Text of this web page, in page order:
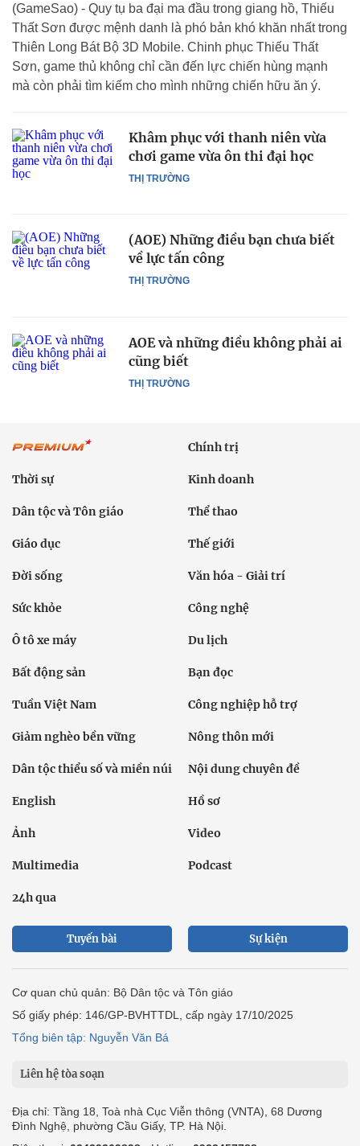
(GameSao) - Quy tụ ba đại ma đầu trong giang hồ, Thiếu
Thất Sơn được mệnh danh là phó bản khó khăn nhất trong
Thiên Long Bát Bộ 3D Mobile. Chinh phục Thiếu Thất
Sơn, game thủ không chỉ cần đến lực chiến hùng mạnh
mà còn phải tìm kiếm cho mình những chiến hữu ăn ý.
THỊ TRƯỜNG
Khâm phục với thanh niên vừa
chơi game vừa ôn thi đại học
THỊ TRƯỜNG
(AOE) Những điều bạn chưa biết
về lực tấn công
THỊ TRƯỜNG
AOE và những điều không phải ai
cũng biết
Chính trị
Thời sự Kinh doanh
Dân tộc và Tôn giáo Thể thao
Giáo dục Thế giới
Đời sống Văn hóa - Giải trí
Sức khỏe Công nghệ
Ô tô xe máy Du lịch
Bất động sản Bạn đọc
Tuần Việt Nam Công nghiệp hỗ trợ
Giảm nghèo bền vững Nông thôn mới
Dân tộc thiểu số và miền núi Nội dung chuyên đề
English Hồ sơ
Ảnh Video
Multimedia Podcast
24h qua
Tuyến bài Sự kiện
Cơ quan chủ quản: Bộ Dân tộc và Tôn giáo
Số giấy phép: 146/GP-BVHTTDL, cấp ngày 17/10/2025
Tổng biên tập: Nguyễn Văn Bá
Liên hệ tòa soạn
Địa chỉ: Tầng 18, Toà nhà Cục Viễn thông (VNTA), 68 Dương
Đình Nghệ, phường Cầu Giấy, TP. Hà Nội.